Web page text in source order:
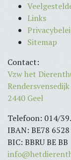
Links
Sitemap
Contact:
Vzw het
2440 Geel
Telefoon: 014/
IBAN: BE78
BIC: BBRU BE BB